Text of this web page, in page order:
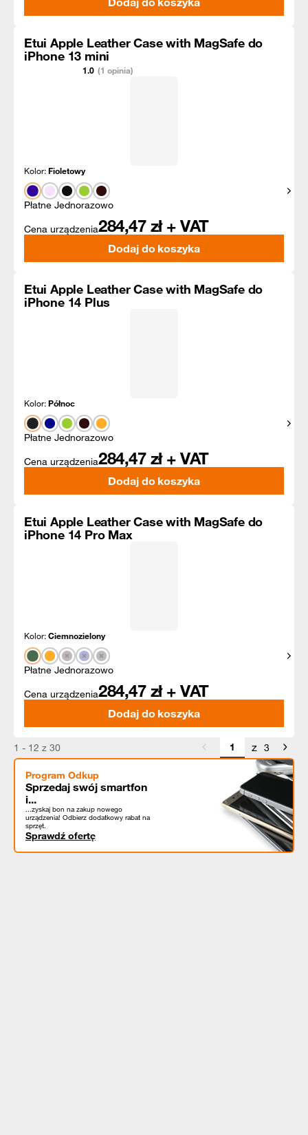
Etui Apple Leather Case with MagSafe do
iPhone 13 mini
1.0 (1 opinia)
Kolor:Fioletowy
Płatne Jednorazowo
Cena urządzenia284,47 zł + VAT
Dodaj do koszyka
Etui Apple Leather Case with MagSafe do
iPhone 14 Plus
Kolor:Północ
Płatne Jednorazowo
Cena urządzenia284,47 zł + VAT
Dodaj do koszyka
Etui Apple Leather Case with MagSafe do
iPhone 14 Pro Max
Kolor:Ciemnozielony
Płatne Jednorazowo
Cena urządzenia284,47 zł + VAT
Dodaj do koszyka
1 - 12 z 30 z 3
Program Odkup
Sprzedaj swój smartfon
i...
...zyskaj bon na zakup nowego
urządzenia! Odbierz dodatkowy rabat na
sprzęt.
Sprawdź ofertę